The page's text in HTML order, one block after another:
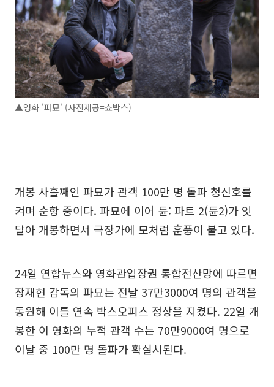
▲영화 '파묘' (사진제공=쇼박스)
개봉 사흘째인 파묘가 관객 100만 명 돌파 청신호를
켜며 순항 중이다. 파묘에 이어 듄: 파트 2(듄2)가 잇
달아 개봉하면서 극장가에 모처럼 훈풍이 불고 있다.
24일 연합뉴스와 영화관입장권 통합전산망에 따르면
장재현 감독의 파묘는 전날 37만3000여 명의 관객을
동원해 이틀 연속 박스오피스 정상을 지켰다. 22일 개
봉한 이 영화의 누적 관객 수는 70만9000여 명으로
이날 중 100만 명 돌파가 확실시된다.